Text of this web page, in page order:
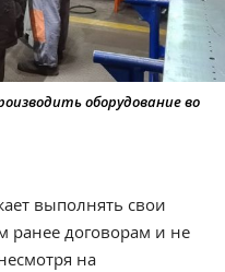
оборудование во
выполнять свои
ранее договорам и не
на